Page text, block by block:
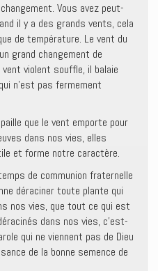
Vous avez peut-
il y a des grands vents, cela
de température. Le vent du
grand changement de
violent souffle, il balaie
n’est pas fermement
que le vent emporte pour
dans nos vies, elles
et forme notre caractère.
de communion fraternelle
déraciner toute plante qui
nos vies, que tout ce qui est
dans nos vies, c’est-
qui ne viennent pas de Dieu
de la bonne semence de